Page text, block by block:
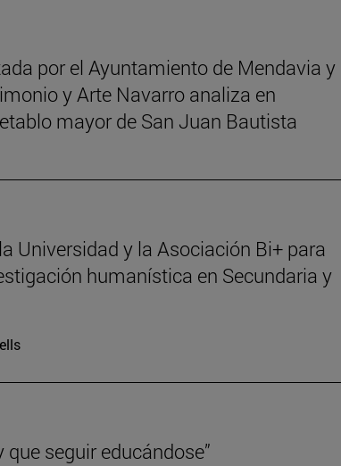
por el Ayuntamiento de Mendavia y
y Arte Navarro analiza en
mayor de San Juan Bautista
Universidad y la Asociación Bi+ para
humanística en Secundaria y
que seguir educándose”